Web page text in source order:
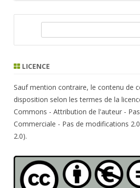
r
h
LICENCE
Sauf mention contraire, le contenu de
disposition selon les termes de la
Commons - Attribution de l'auteur - Pas
Commerciale - Pas de modifications
2.0).